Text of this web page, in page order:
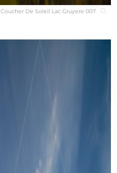
Coucher De Soleil Lac Gruyere 007